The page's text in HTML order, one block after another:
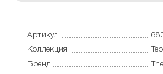
Артикул
Коллекция
Бренд